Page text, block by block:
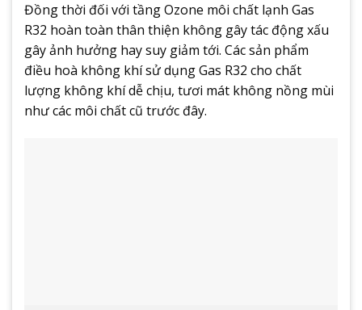
Đồng thời đối với tầng Ozone môi chất lạnh Gas
R32 hoàn toàn thân thiện không gây tác động xấu
gây ảnh hưởng hay suy giảm tới. Các sản phẩm
điều hoà không khí sử dụng Gas R32 cho chất
lượng không khí dễ chịu, tươi mát không nồng mùi
như các môi chất cũ trước đây.